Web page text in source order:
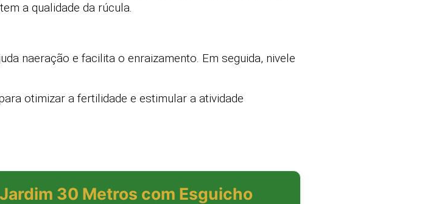
a qualidade da rúcula.
naeração e facilita o enraizamento. Em seguida, nivele
otimizar a fertilidade e estimular a atividade
30 Metros com Esguicho